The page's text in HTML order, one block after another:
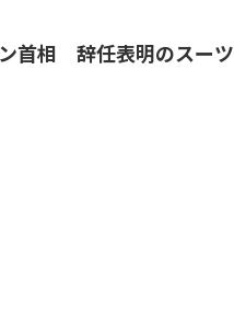
首相 辞任表明のスーツ